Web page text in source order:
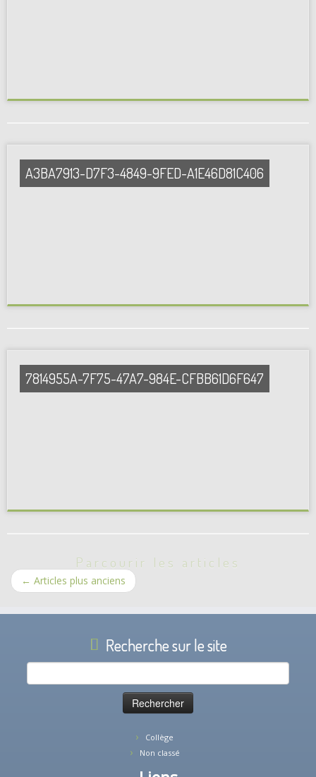
A3BA7913-D7F3-4849-9FED-A1E46D81C406
7814955A-7F75-47A7-984E-CFBB61D6F647
Parcourir les articles
← Articles plus anciens
Recherche sur le site
Rechercher :
Collège
Non classé